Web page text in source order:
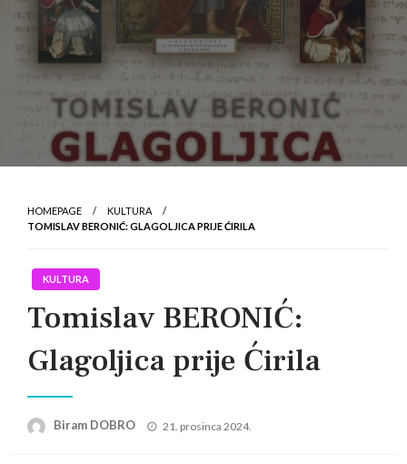
HOMEPAGE
KULTURA
TOMISLAV BERONIĆ: GLAGOLJICA PRIJE ĆIRILA
KULTURA
Tomislav BERONIĆ:
Glagoljica prije Ćirila
Biram DOBRO
Posted
21. prosinca 2024.